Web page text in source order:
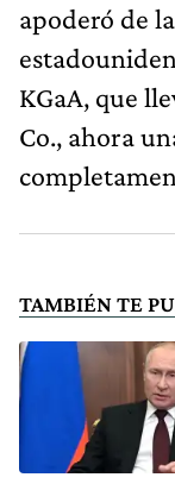
apoderó de
KGaA, que
Co., ahora
TAMBIÉN TE